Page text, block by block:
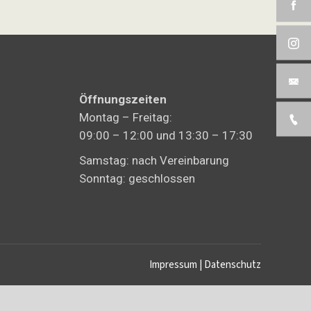
Öffnungszeiten
Montag – Freitag:
09:00 – 12:00 und 13:30 – 17:30
Samstag: nach Vereinbarung
Sonntag: geschlossen
Impressum | Datenschutz